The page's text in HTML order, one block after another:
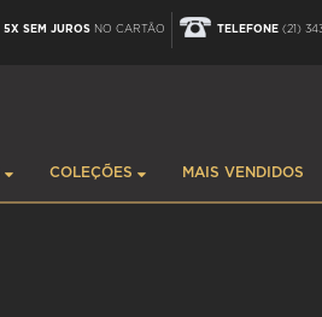
5X SEM JUROS NO CARTÃO TELEFONE (21)
COLEÇÕES MAIS VENDIDOS